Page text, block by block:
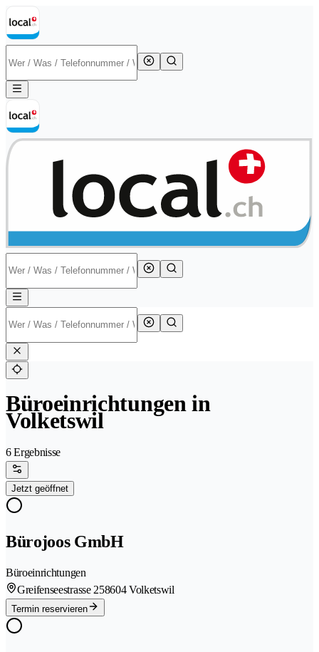
Büroeinrichtungen in
Volketswil
6 Ergebnisse
Jetzt geöffnet
Bürojoos GmbH
Büroeinrichtungen
Greifenseestrasse 258604 Volketswil
Termin reservieren